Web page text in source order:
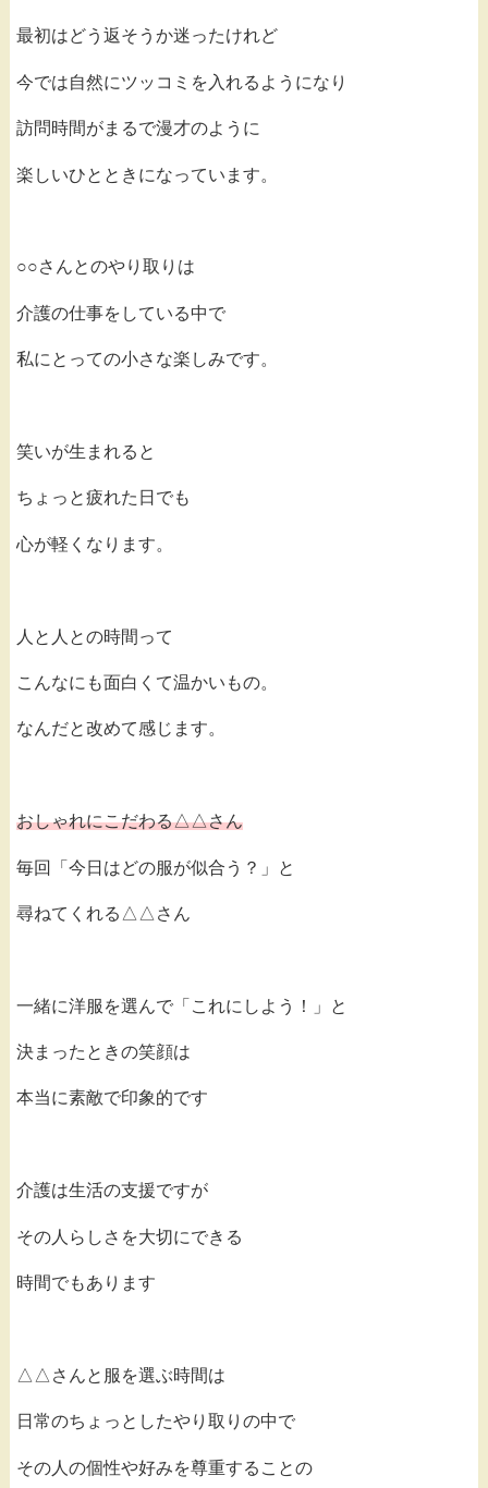
最初はどう返そうか迷ったけれど
今では自然にツッコミを入れるようになり
訪問時間がまるで漫才のように
楽しいひとときになっています。
○○さんとのやり取りは
介護の仕事をしている中で
私にとっての小さな楽しみです。
笑いが生まれると
ちょっと疲れた日でも
心が軽くなります。
人と人との時間って
こんなにも面白くて温かいもの。
なんだと改めて感じます。
おしゃれにこだわる△△さん
毎回「今日はどの服が似合う？」と
尋ねてくれる△△さん
一緒に洋服を選んで「これにしよう！」と
決まったときの笑顔は
本当に素敵で印象的です
介護は生活の支援ですが
その人らしさを大切にできる
時間でもあります
△△さんと服を選ぶ時間は
日常のちょっとしたやり取りの中で
その人の個性や好みを尊重することの